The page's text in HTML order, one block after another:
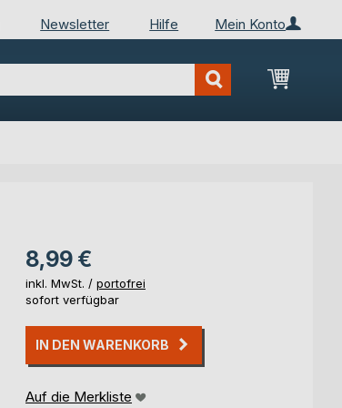
Mein Konto
Newsletter Hilfe
Mein
8,99 €
inkl. MwSt. / portofrei
sofort verfügbar
IN DEN WARENKORB
Auf die Merkliste